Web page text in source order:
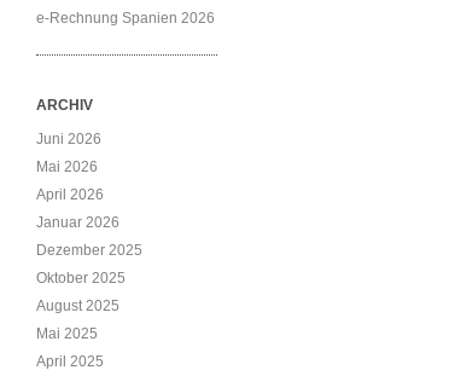
e-Rechnung Spanien 2026
ARCHIV
Juni 2026
Mai 2026
April 2026
Januar 2026
Dezember 2025
Oktober 2025
August 2025
Mai 2025
April 2025